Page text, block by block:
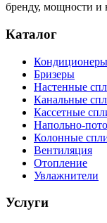
бренду, мощности и
Каталог
Кондиционеры
Бризеры
Настенные
Канальные
Кассетные
Напольно-
Колонные
Вентиляция
Отопление
Увлажнители
Услуги